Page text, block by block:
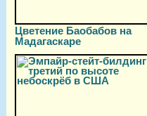
Цветение Баобабов на
Мадагаскаре